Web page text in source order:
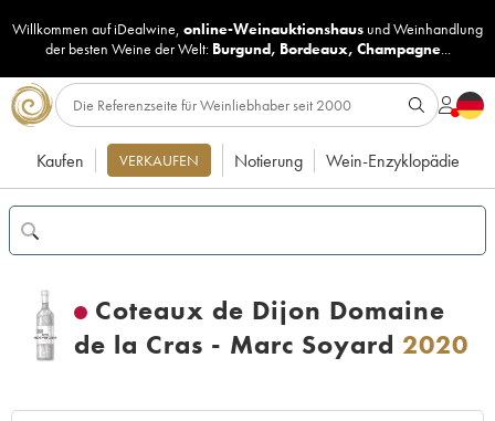
Willkommen auf iDealwine, online-Weinauktionshaus undWeinhandlung
der besten Weine der Welt: Burgund, Bordeaux, Champagne...
Kaufen VERKAUFEN Notierung Wein-Enzyklopädie
Coteaux de Dijon Domaine
de la Cras - Marc Soyard 2020